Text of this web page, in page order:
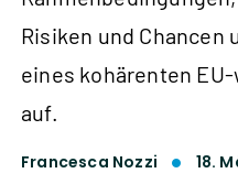
Risiken und Chancen
eines kohärenten
auf.
Francesca Nozzi 18.